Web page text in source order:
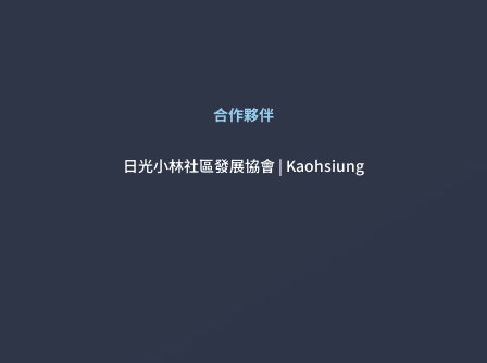
合作夥伴
日光小林社區發展協會 | Kaohsiung